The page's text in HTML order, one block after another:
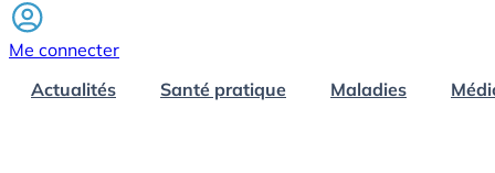
Me connecter
Actualités
Santé pratique Maladies